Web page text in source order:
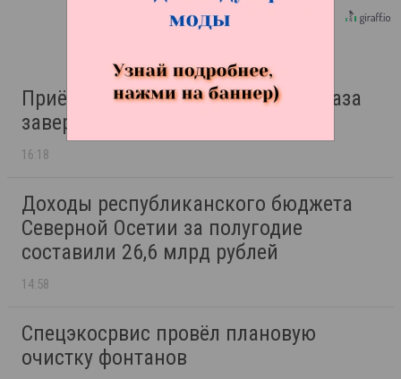
Приём в детские сады Владикавказа
завершается 7 августа
16:18
Доходы республиканского бюджета
Северной Осетии за полугодие
составили 26,6 млрд рублей
14:58
Спецэкосрвис провёл плановую
очистку фонтанов